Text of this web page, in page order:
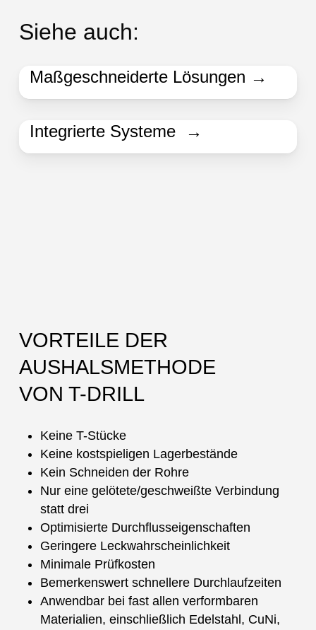
Siehe auch:
Maßgeschneiderte Lösungen →
Integrierte Systeme →
VORTEILE DER
AUSHALSMETHODE
VON T-DRILL
Keine T-Stücke
Keine kostspieligen Lagerbestände
Kein Schneiden der Rohre
Nur eine gelötete/geschweißte Verbindung
statt drei
Optimisierte Durchflusseigenschaften
Geringere Leckwahrscheinlichkeit
Minimale Prüfkosten
Bemerkenswert schnellere Durchlaufzeiten
Anwendbar bei fast allen verformbaren
Materialien, einschließlich Edelstahl, CuNi,